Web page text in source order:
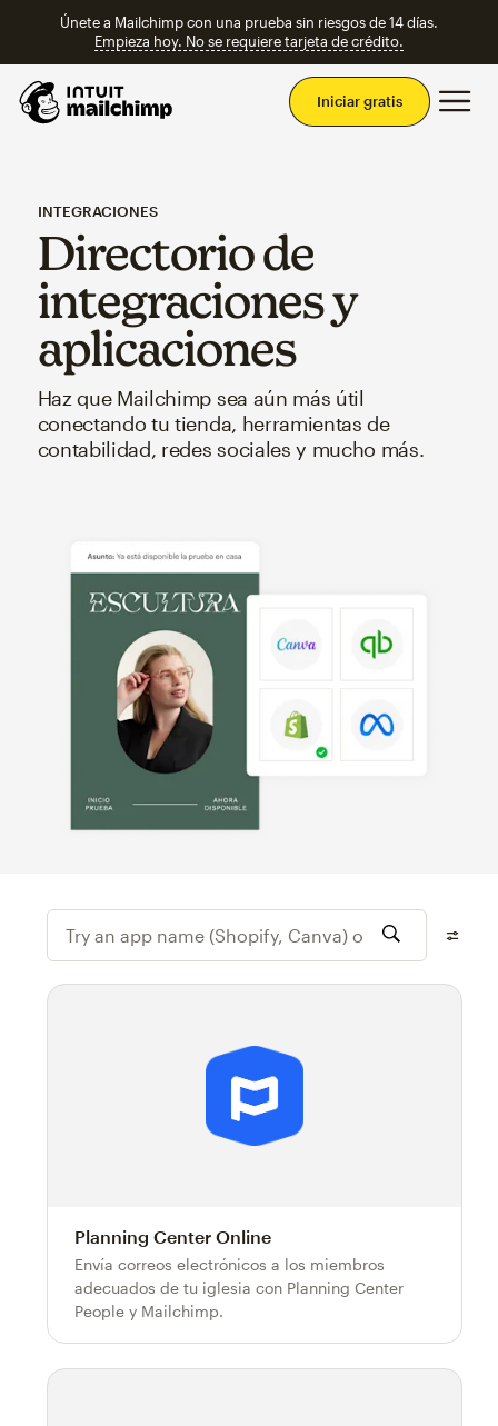
Únete a Mailchimp con una prueba sin riesgos de 14 días.
Empieza hoy. No se requiere tarjeta de crédito.
Iniciar gratis
INTEGRACIONES
Directorio de
integraciones y
aplicaciones
Haz que Mailchimp sea aún más útil
conectando tu tienda, herramientas de
contabilidad, redes sociales y mucho más.
Try an app name (Shopify, Canva) or
Planning Center Online
Envía correos electrónicos a los miembros
adecuados de tu iglesia con Planning Center
People y Mailchimp.